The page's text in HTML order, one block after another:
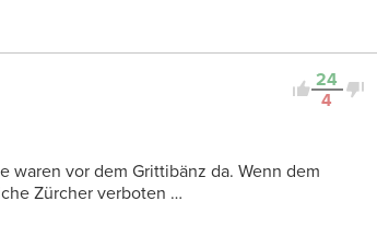
24
4
waren vor dem Grittibänz da. Wenn dem
Zürcher verboten …